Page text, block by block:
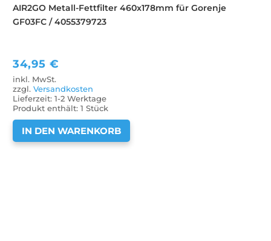
AIR2GO Metall-Fettfilter 460x178mm für Gorenje
GF03FC / 4055379723
34,95€
inkl. MwSt.
zzgl.Versandkosten
Lieferzeit:1-2 Werktage
Produkt enthält: 1Stück
IN DEN WARENKORB